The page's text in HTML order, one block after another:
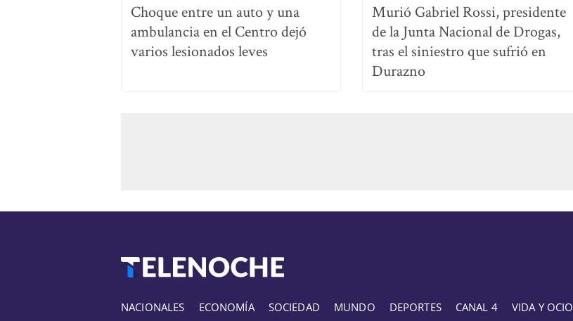
Choque entre un auto y una
ambulancia en el Centro dejó
varios lesionados leves
Murió Gabriel Rossi, presidente
de la Junta Nacional de Drogas,
tras el siniestro que sufrió en
Durazno
NACIONALES ECONOMÍA SOCIEDAD MUNDO DEPORTES CANAL 4 VIDA Y OCIO